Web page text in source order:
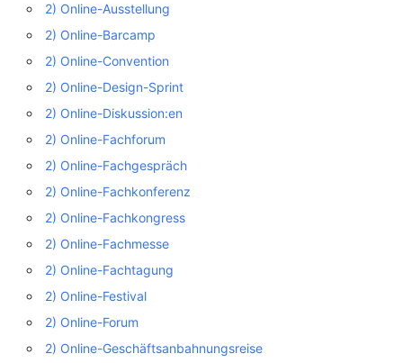
2) Online-Ausstellung
2) Online-Barcamp
2) Online-Convention
2) Online-Design-Sprint
2) Online-Diskussion:en
2) Online-Fachforum
2) Online-Fachgespräch
2) Online-Fachkonferenz
2) Online-Fachkongress
2) Online-Fachmesse
2) Online-Fachtagung
2) Online-Festival
2) Online-Forum
2) Online-Geschäftsanbahnungsreise